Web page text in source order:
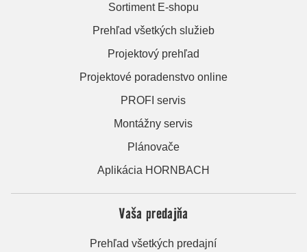
Sortiment E-shopu
Prehľad všetkých služieb
Projektový prehľad
Projektové poradenstvo online
PROFI servis
Montážny servis
Plánovače
Aplikácia HORNBACH
Vaša predajňa
Prehľad všetkých predajní